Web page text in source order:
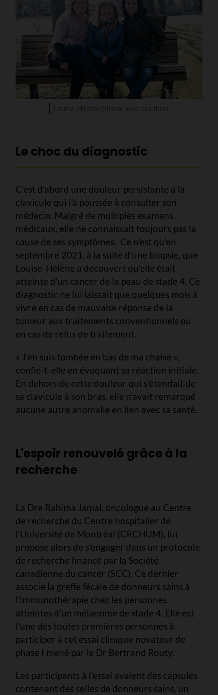
Le choc du diagnostic
C’est d’abord une douleur persistante à la
clavicule qui l'a poussée à consulter son
médecin. Malgré de multiples examens
médicaux, elle ne connaissait toujours pas la
cause de ses symptômes. Ce n'est qu'en
septembre 2021, à la suite d'une biopsie, que
Louise-Hélène a découvert qu'elle était
atteinte d'un cancer de la peau de stade 4. Ce
diagnostic ne lui laissait que quelques mois à
vivre en cas de mauvaise réponse de la
tumeur aux traitements conventionnels ou
en cas de refus de traitement.
« J'en suis tombée en bas de ma chaise »,
confie-t-elle en évoquant sa réaction initiale.
En dehors de cette douleur qui s'étendait de
sa clavicule à son bras, elle n'avait remarqué
aucune autre anomalie en lien avec sa santé.
L'espoir renouvelé grâce à la
recherche
La Dre Rahima Jamal, oncologue au Centre
de recherche du Centre hospitalier de
l’Université de Montréal (CRCHUM), lui
propose alors de s'engager dans un protocole
de recherche financé par la Société
canadienne du cancer (SCC). Ce dernier
associe la greffe fécale de donneurs sains à
l'immunothérapie chez les personnes
atteintes d’un mélanome de stade 4. Elle est
l’une des toutes premières personnes à
participer à cet essai clinique novateur de
phase I mené par le Dr Bertrand Routy.
Les participants à l’essai avalent des capsules
contenant des selles de donneurs sains, un